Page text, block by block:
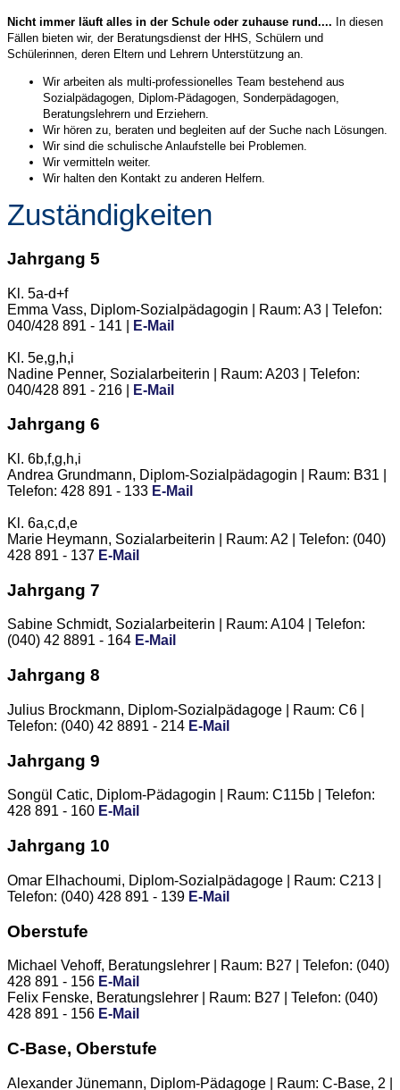
Nicht immer läuft alles in der Schule oder zuhause rund.... In diesen
Fällen bieten wir, der Beratungsdienst der HHS, Schülern und
Schülerinnen, deren Eltern und Lehrern Unterstützung an.
Wir arbeiten als multi-professionelles Team bestehend aus
Sozialpädagogen, Diplom-Pädagogen, Sonderpädagogen,
Beratungslehrern und Erziehern.
Wir hören zu, beraten und begleiten auf der Suche nach Lösungen.
Wir sind die schulische Anlaufstelle bei Problemen.
Wir vermitteln weiter.
Wir halten den Kontakt zu anderen Helfern.
Zuständigkeiten
Jahrgang 5
Kl. 5a-d+f
Emma Vass, Diplom-Sozialpädagogin | Raum: A3 | Telefon:
040/428 891 - 141 |
E-Mail
Kl. 5e,g,h,i
Nadine Penner, Sozialarbeiterin | Raum: A203 | Telefon:
040/428 891 - 216 |
E-Mail
Jahrgang 6
Kl. 6b,f,g,h,i
Andrea Grundmann, Diplom-Sozialpädagogin | Raum: B31 |
Telefon: 428 891 - 133 E-Mail
Kl. 6a,c,d,e
Marie Heymann, Sozialarbeiterin | Raum: A2 | Telefon: (040)
428 891 - 137 E-Mail
Jahrgang 7
Sabine Schmidt, Sozialarbeiterin | Raum: A104 | Telefon:
(040) 42 8891 - 164 E-Mail
Jahrgang 8
Julius Brockmann, Diplom-Sozialpädagoge | Raum: C6 |
Telefon: (040) 42 8891 - 214 E-Mail
Jahrgang 9
Songül Catic, Diplom-Pädagogin | Raum: C115b | Telefon:
428 891 - 160 E-Mail
Jahrgang 10
Omar Elhachoumi, Diplom-Sozialpädagoge | Raum: C213 |
Telefon: (040) 428 891 - 139 E-Mail
Oberstufe
Michael Vehoff, Beratungslehrer | Raum: B27 | Telefon: (040)
428 891 - 156 E-Mail
Felix Fenske, Beratungslehrer | Raum: B27 | Telefon: (040)
428 891 - 156 E-Mail
C-Base, Oberstufe
Alexander Jünemann, Diplom-Pädagoge | Raum: C-Base, 2 |